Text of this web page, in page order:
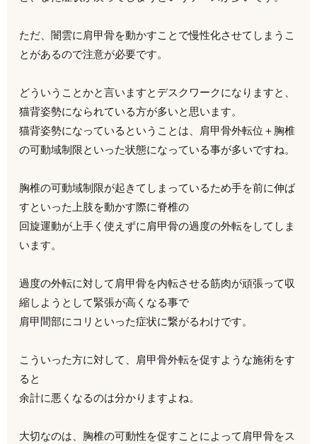
ただ、闇雲に肩甲骨を動かすことで慢性化させてしまうこ
とがあるので注意が必要です。
どういうことかと言いますとデスクワークになりますと、
猫背姿勢になられている方が多いと思います。
猫背姿勢になっているということは、肩甲骨外転位＋胸椎
の可動域制限といった状態になっている事が多いですね。
胸椎の可動域制限が起きてしまっているため手を前に伸ば
すといった上肢を動かす際に脊椎の
回旋運動が上手く使えずに肩甲骨の過度の外転をしてしま
います。
過度の外転に対して肩甲骨を内転させる筋肉が頑張って収
縮しようとして緊張が高くなる事で
肩甲間部にコリといった症状に繋がるわけです。
こういった方に対して、肩甲骨外転を促すような施術をす
ると
余計に悪くなるのは分かりますよね。
大切なのは、胸椎の可動性を促すことによって肩甲骨をス